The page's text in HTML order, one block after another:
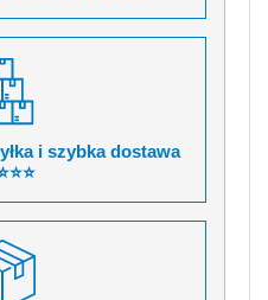
i szybka dostawa